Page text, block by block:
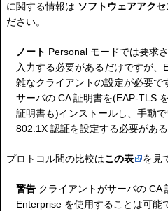
に関する情報は ソフトウェアアク
ださい。
ノート Personal モードでは要求
入力する必要があるだけですが
雑なクライアントの設定が必要で
サーバの CA 証明書を(EAP-TLS
証明書も)インストールし、手動
802.1X 認証を設定する必要がある
プロトコル間の比較はこの表 を見
警告 クライアントがサーバの CA
Enterprise を使用することは可能